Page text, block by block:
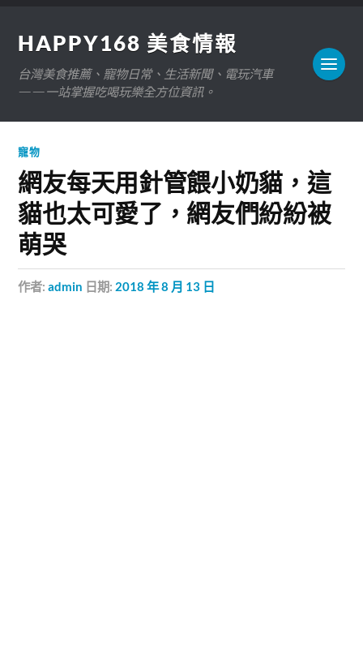
HAPPY168 美食情報
台灣美食推薦、寵物日常、生活新聞、電玩汽車
——一站掌握吃喝玩樂全方位資訊。
寵物
網友每天用針管餵小奶貓，這
貓也太可愛了，網友們紛紛被
萌哭
作者:admin 日期: 2018 年 8 月 13 日